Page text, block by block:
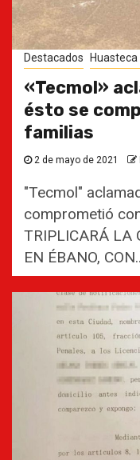
Destacados
«Tecmol»
ésto se
familias
2 de mayo de 2021
"Tecmol"
comprometió
TRIPLICARÁ LA
EN ÉBANO,